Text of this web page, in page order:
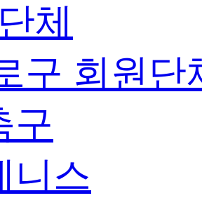
체
구 회원단
구
니스